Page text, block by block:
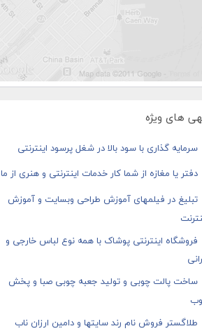
های ویژه
سرمایه گذاری با سود بالا در شغل پرسود اینترنتی
دفتر یا مغازه از شما کار خدمات اینترنتی و هنری از ما
تبلیغ در فیلمهای آموزش طراحی وبسایت و آموزش
فروشگاه اینترنتی پوشاک با همه نوع لباس خارجی و
ساخت پالت چوبی و تولید جعبه چوبی صبا و پخش
طلاگستر فروش نام رند سایتها و دامین ارزان ناب